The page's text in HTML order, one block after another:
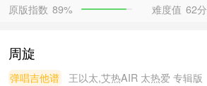
原版指数 89% 难度值 62分
周旋
弹唱吉他谱 王以太,艾热AIR 太热爱 专辑版